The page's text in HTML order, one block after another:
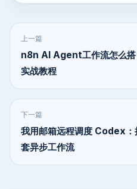
上一篇
n8n AI Agent工作流怎么搭
实战教程
下一篇
我用邮箱远程调度 Codex：
套异步工作流